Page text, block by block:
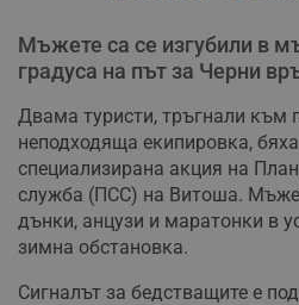
Мъжете са се изгубили в
градуса на път за Черни
Двама туристи, тръгнали към
неподходяща екипировка,
специализирана акция на
служба (ПСС) на Витоша.
дънки, анцузи и маратонки в
зимна обстановка.
Сигналът за бедстващите е